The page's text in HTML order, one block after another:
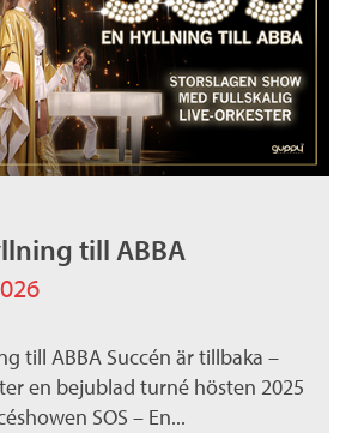
till ABBA
till ABBA Succén är tillbaka –
en bejublad turné hösten 2025
SOS – En...